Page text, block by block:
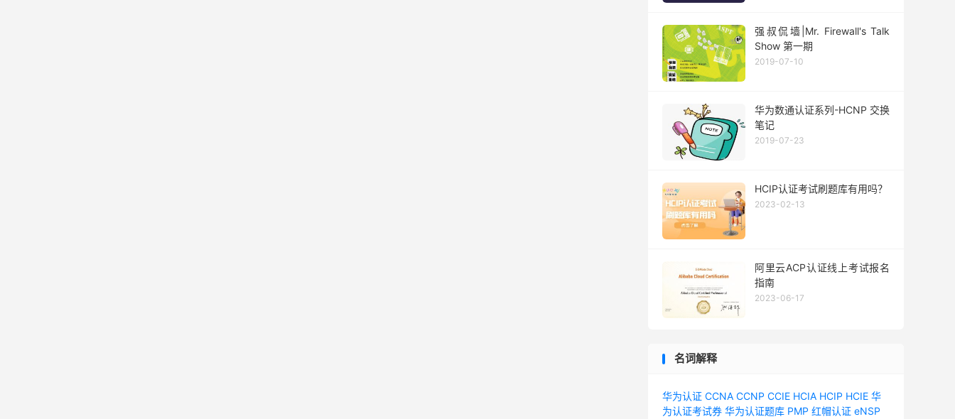
强叔侃墙|Mr. Firewall's Talk
Show 第一期
2019-07-10
华为数通认证系列-HCNP 交换
笔记
2019-07-23
HCIP认证考试刷题库有用吗？
2023-02-13
阿里云ACP认证线上考试报名
指南
2023-06-17
名词解释
华为认证 CCNA CCNP CCIE HCIA HCIP HCIE 华
为认证考试券 华为认证题库 PMP 红帽认证 eNSP